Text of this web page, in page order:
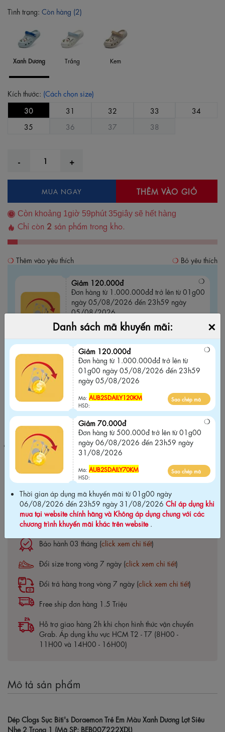
Tình trạng: Còn hàng (2)
Xanh Dương Trắng Kem
Kích thước: (Cách chọn size)
30
31 32 33
34
35
36 37 38
MUA NGAY THÊM VÀO GIỎ
Còn khoảng 1 giờ 59phút 35giây sẽ hết hàng
Chỉ còn 2 sản phẩm trong kho.
Thêm vào yêu thích Bỏ yêu thích
Giảm 120.000đ
Đơn hàng từ 1.000.000đđ trở lên từ 01g00
ngày 05/08/2026 đến 23h59 ngày
05/08/2026
Mã:AUB2SDAILY120KM Sao chép mã
Giảm 70.000đ
Đơn hàng từ 500.000đ trở lên từ 01g00
ngày 06/08/2026 đến 23h59 ngày
31/08/2026
Mã:AUB2SDAILY70KM
HSD:
Sao chép mã
Thời gian áp dụng mã khuyến mãi từ 01g00 ngày 06/08/2026
đến 23h59 ngày 31/08/2026Chỉ áp dụng khi mua tại website
chính hãng và Không áp dụng chung với các chương trình khuyến
mãi khác trên website.
Cam kết chính hãng Biti's100%
Bảo hành 03 tháng (click xem chi tiết)
Đổi size trong vòng 7 ngày (click xem chi tiết)
Đổi trả hàng trong vòng 7 ngày (click xem chi tiết)
Free ship đơn hàng 1.5 Triệu
Hỗ trợ giao hàng 2h khi chọn hình thức vận chuyển
Grab. Áp dụng khu vực HCM T2 - T7 (8H00 -
11H00 và 14H00 - 16H00)
Mô tả sản phẩm
Dép Clogs Sục Biti's Doraemon Trẻ Em Màu Xanh Dương Lợt Siêu
Nhẹ 2 Trong 1 (Mã SP: BEB007222XDL)
Danh sách mã khuyến mãi: ×
Giảm 120.000đ
Đơn hàng từ 1.000.000đđ trở lên từ
01g00 ngày 05/08/2026 đến 23h59
ngày 05/08/2026
Mã: AUB2SDAILY120KM
HSD:
Sao chép mã
Giảm 70.000đ
Đơn hàng từ 500.000đ trở lên từ 01g00
ngày 06/08/2026 đến 23h59 ngày
31/08/2026
Mã: AUB2SDAILY70KM
HSD:
Sao chép mã
Thời gian áp dụng mã khuyến mãi từ 01g00 ngày
06/08/2026 đến 23h59 ngày 31/08/2026 Chỉ áp dụng khi
mua tại website chính hãng và Không áp dụng chung với các
chương trình khuyến mãi khác trên website